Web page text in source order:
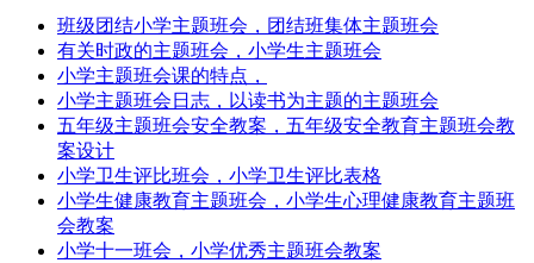
班级团结小学主题班会，团结班集体主题班会
有关时政的主题班会，小学生主题班会
小学主题班会课的特点，
小学主题班会日志，以读书为主题的主题班会
五年级主题班会安全教案，五年级安全教育主题班会教
案设计
小学卫生评比班会，小学卫生评比表格
小学生健康教育主题班会，小学生心理健康教育主题班
会教案
小学十一班会，小学优秀主题班会教案